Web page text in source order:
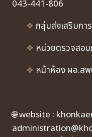
043-441-806
❖ กลุ่มส่งเสริมก
❖ หน่วยตรวจสอ
❖ หน้าห้อง ผอ.ส
🌐 website :